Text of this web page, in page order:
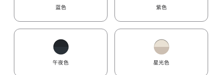
蓝色 紫色
午夜色 星光色